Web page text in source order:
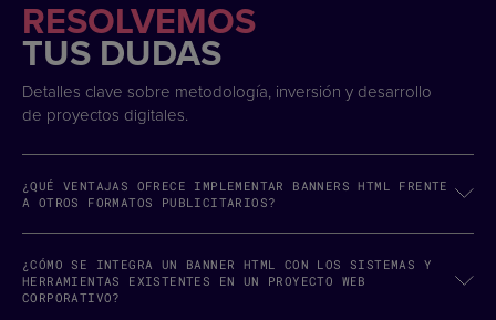
RESOLVEMOS
TUS DUDAS
Detalles clave sobre metodología, inversión y desarrollo
de proyectos digitales.
¿QUÉ VENTAJAS OFRECE IMPLEMENTAR BANNERS HTML FRENTE
A OTROS FORMATOS PUBLICITARIOS?
¿CÓMO SE INTEGRA UN BANNER HTML CON LOS SISTEMAS Y
HERRAMIENTAS EXISTENTES EN UN PROYECTO WEB
CORPORATIVO?